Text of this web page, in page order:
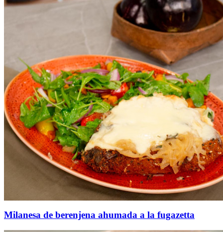
Milanesa de berenjena ahumada a la fugazetta